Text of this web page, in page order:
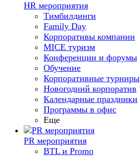
HR мероприятия
Тимбилдинги
Family Day
Корпоративы компании
MICE туризм
Конференции и форумы
Обучение
Корпоративные турниры
Новогодний корпоратив
Календарные праздники
Программы в офис
Еще
PR мероприятия
BTL и Promo